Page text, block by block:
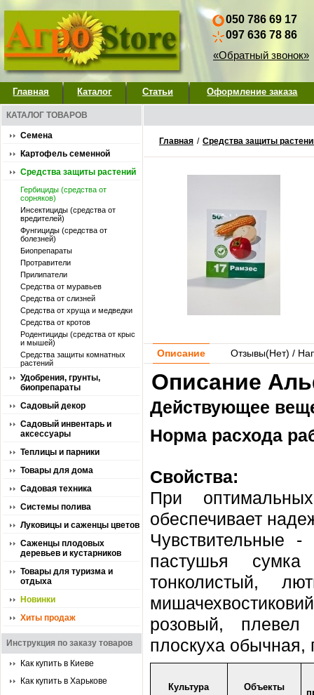
050 786 69 17
097 636 78 86
«Обратный звонок»
Главная Каталог Статьи Оформление заказа
КАТАЛОГ ТОВАРОВ
Семена
Картофель семенной
Средства защиты растений
Гербициды (средства от
сорняков)
Инсектициды (средства от
вредителей)
Фунгициды (средства от
болезней)
Биопрепараты
Протравители
Прилипатели
Средства от муравьев
Средства от слизней
Средства от хруща и медведки
Средства от кротов
Родентициды (средства от крыс
и мышей)
Средства защиты комнатных
растений
Удобрения, грунты,
биопрепараты
Садовый декор
Садовый инвентарь и
аксессуары
Теплицы и парники
Товары для дома
Садовая техника
Системы полива
Луковицы и саженцы цветов
Саженцы плодовых
деревьев и кустарников
Товары для туризма и
отдыха
Новинки
Хиты продаж
Инструкция по заказу товаров
Как купить в Киеве
Как купить в Харькове
Главная / Средства защиты
Описание Отзывы(Нет) /
Описание
Действующее
Норма расхода
Свойства:
При
обеспечивает
Чувствительные
пастушья
тонколистый,
розовый,
плоскуха обычная,
Культура Объекты